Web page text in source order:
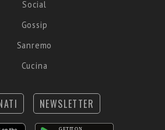
Social
Gossip
Sanremo
Cucina
NEWSLETTER